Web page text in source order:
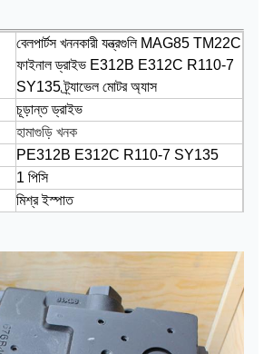
বেলপার্টস খননকারী যন্ত্রগুলি MAG85 TM22C
ফাইনাল ড্রাইভ E312B E312C R110-7
SY135 ট্র্যাভেল মোটর অ্যাস
চূড়ান্ত ড্রাইভ
হামাগুড়ি খনক
PE312B E312C R110-7 SY135
1 পিসি
মিশ্র ইস্পাত